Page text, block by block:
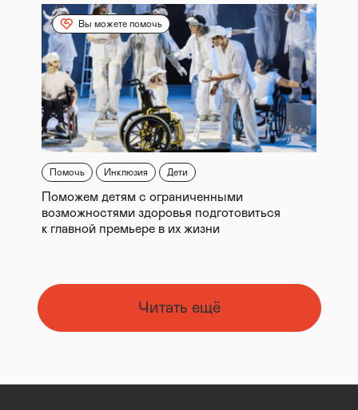
Вы можете помочь
Помочь Инклюзия Дети
Поможем детям с ограниченными
возможностями здоровья подготовиться
к главной премьере в их жизни
Читать ещё